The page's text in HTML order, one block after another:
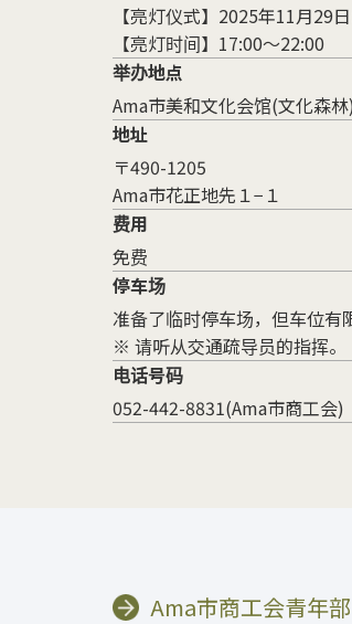
【亮灯仪式】2025年11月29
【亮灯时间】17:00～22:00
举办地点
Ama市美和文化会馆(文化森林)
地址
〒490-1205
Ama市花正地先１−１
费用
免费
停车场
准备了临时停车场，但车位有
※ 请听从交通疏导员的指挥。
电话号码
052-442-8831(Ama市商工会)
Ama市商工会青年